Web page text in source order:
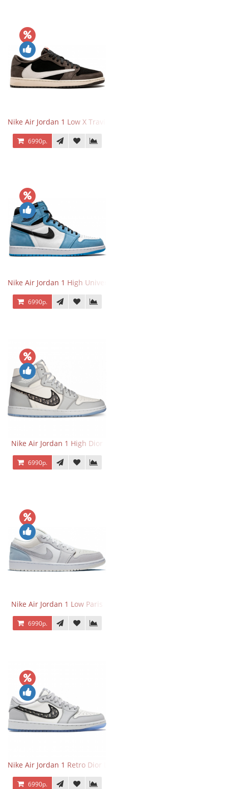
Nike Air Jordan 1 Low X Travis Scott
6990р.
Nike Air Jordan 1 High University Blue
6990р.
Nike Air Jordan 1 High Dior
6990р.
Nike Air Jordan 1 Low Paris
6990р.
Nike Air Jordan 1 Retro Dior Low
6990р.